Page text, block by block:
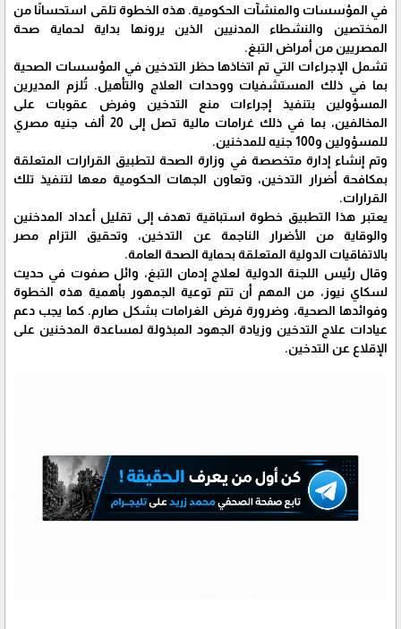
في المؤسسات والمنشآت الحكومية. هذه الخطوة تلقى استحسانًا من
المختصين والنشطاء المدنيين الذين يرونها بداية لحماية صحة
المصريين من أمراض التبغ.
تشمل الإجراءات التي تم اتخاذها حظر التدخين في المؤسسات الصحية
بما في ذلك المستشفيات ووحدات العلاج والتأهيل. تُلزم المديرين
المسؤولين بتنفيذ إجراءات منع التدخين وفرض عقوبات على
المخالفين، بما في ذلك غرامات مالية تصل إلى 20 ألف جنيه مصري
للمسؤولين و100 جنيه للمدخنين.
وتم إنشاء إدارة متخصصة في وزارة الصحة لتطبيق القرارات المتعلقة
بمكافحة أضرار التدخين، وتعاون الجهات الحكومية معها لتنفيذ تلك
القرارات.
يعتبر هذا التطبيق خطوة استباقية تهدف إلى تقليل أعداد المدخنين
والوقاية من الأضرار الناجمة عن التدخين، وتحقيق التزام مصر
بالاتفاقيات الدولية المتعلقة بحماية الصحة العامة.
وقال رئيس اللجنة الدولية لعلاج إدمان التبغ، وائل صفوت في حديث
لسكاي نيوز، من المهم أن تتم توعية الجمهور بأهمية هذه الخطوة
وفوائدها الصحية، وضرورة فرض الغرامات بشكل صارم. كما يجب دعم
عيادات علاج التدخين وزيادة الجهود المبذولة لمساعدة المدخنين على
الإقلاع عن التدخين.